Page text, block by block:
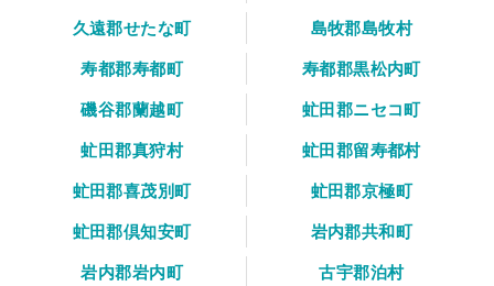
久遠郡せたな町
島牧郡島牧村
寿都郡寿都町
寿都郡黒松内町
磯谷郡蘭越町
虻田郡ニセコ町
虻田郡真狩村
虻田郡留寿都村
虻田郡喜茂別町
虻田郡京極町
虻田郡倶知安町
岩内郡共和町
岩内郡岩内町
古宇郡泊村